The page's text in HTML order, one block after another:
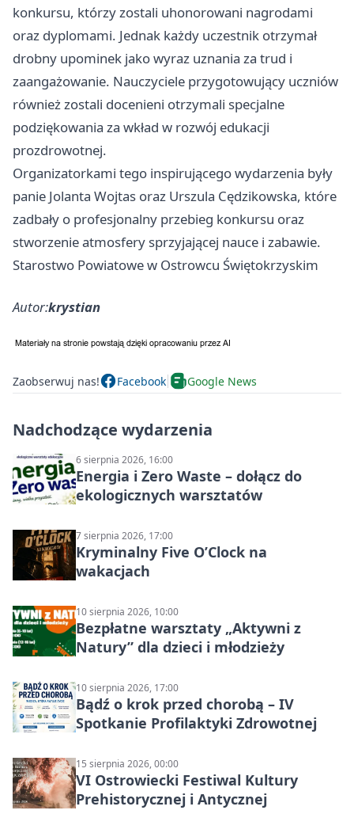
konkursu, którzy zostali uhonorowani nagrodami
oraz dyplomami. Jednak każdy uczestnik otrzymał
drobny upominek jako wyraz uznania za trud i
zaangażowanie. Nauczyciele przygotowujący uczniów
również zostali docenieni otrzymali specjalne
podziękowania za wkład w rozwój edukacji
prozdrowotnej.
Organizatorkami tego inspirującego wydarzenia były
panie Jolanta Wojtas oraz Urszula Cędzikowska, które
zadbały o profesjonalny przebieg konkursu oraz
stworzenie atmosfery sprzyjającej nauce i zabawie.
Starostwo Powiatowe w Ostrowcu Świętokrzyskim
Autor:krystian
Zaobserwuj nas! Facebook Google News
Nadchodzące wydarzenia
6 sierpnia 2026, 16:00
Energia i Zero Waste – dołącz do
ekologicznych warsztatów
7 sierpnia 2026, 17:00
Kryminalny Five O’Clock na
wakacjach
10 sierpnia 2026, 10:00
Bezpłatne warsztaty „Aktywni z
Natury” dla dzieci i młodzieży
10 sierpnia 2026, 17:00
Bądź o krok przed chorobą – IV
Spotkanie Profilaktyki Zdrowotnej
15 sierpnia 2026, 00:00
VI Ostrowiecki Festiwal Kultury
Prehistorycznej i Antycznej